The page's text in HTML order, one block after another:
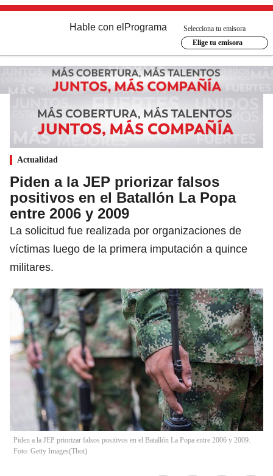
Hable con el Programa
Selecciona tu emisora
Elige tu emisora
Actualidad
Piden a la JEP priorizar falsos
positivos en el Batallón La Popa
entre 2006 y 2009
La solicitud fue realizada por organizaciones de
víctimas luego de la primera imputación a quince
militares.
Piden a la JEP priorizar falsos positivos en el Batallón La Popa entre 2006 y 2009.
Foto: Getty Images(Thot)